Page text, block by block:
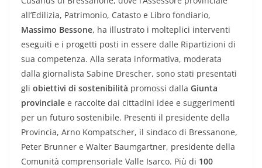
all’Edilizia, Patrimonio, Catasto e Libro fondiario,
Massimo Bessone, ha illustrato i molteplici interventi
eseguiti e i progetti posti in essere dalle Ripartizioni di
sua competenza. Alla serata informativa, moderata
dalla giornalista Sabine Drescher, sono stati presentati
gli obiettivi di sostenibilità promossi dalla Giunta
provinciale e raccolte dai cittadini idee e suggerimenti
per un futuro sostenibile. Presenti il presidente della
Provincia, Arno Kompatscher, il sindaco di Bressanone,
Peter Brunner e Walter Baumgartner, presidente della
Comunità comprensoriale Valle Isarco. Più di 100